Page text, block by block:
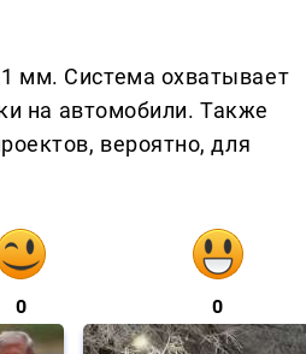
мм. Система охватывает
на автомобили. Также
вероятно, для
0 0